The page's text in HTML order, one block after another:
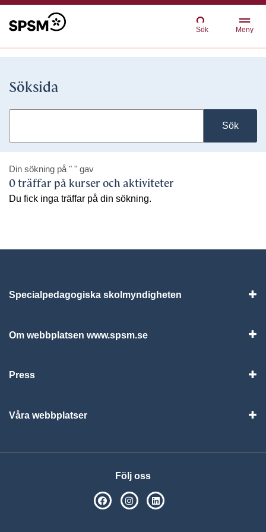
Sök Meny
Söksida
Sök
Din sökning på " " gav
0 träffar på kurser och aktiviteter
Du fick inga träffar på din sökning.
Specialpedagogiska skolmyndigheten
Om webbplatsen www.spsm.se
Press
Våra webbplatser
Följ oss
SPSM på Facebook
SPSM på Instagram